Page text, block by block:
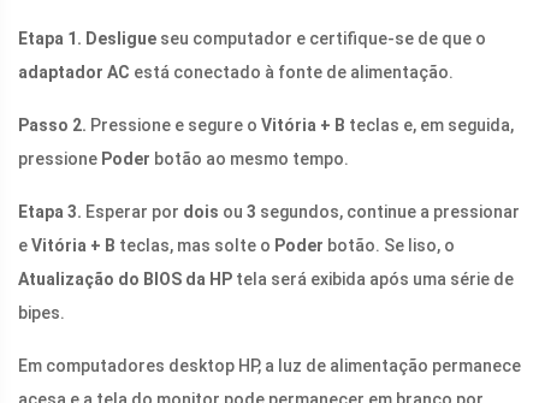
Etapa 1. Desligue seu computador e certifique-se de que o
adaptador AC está conectado à fonte de alimentação.
Passo 2. Pressione e segure o Vitória + B teclas e, em seguida,
pressione Poder botão ao mesmo tempo.
Etapa 3. Esperar por dois ou 3 segundos, continue a pressionar
eVitória + B teclas, mas solte o Poder botão. Se liso, o
Atualização do BIOS da HP tela será exibida após uma série de
bipes.
Em computadores desktop HP, a luz de alimentação permanece